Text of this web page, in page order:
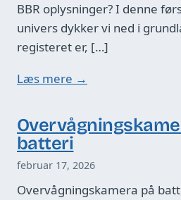
BBR oplysninger? I denne
univers dykker vi ned i
registeret er, […]
Læs mere →
batteri
februar 17, 2026
Overvågningskamera på